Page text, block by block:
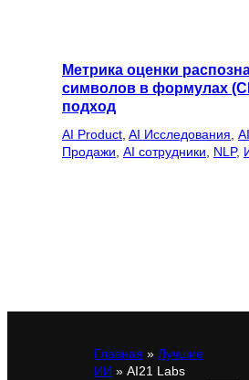
Метрика оценки
символов в формулах
подход
AI Product AI Исследования
Продажи AI сотрудники NLP,
Главная » Лучшие
ИИ » AI21 Labs